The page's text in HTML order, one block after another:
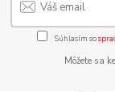
Súhlasím so
Môžete sa